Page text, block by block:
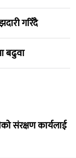
गरिँदै
बढुवा
संरक्षण कार्यलाई